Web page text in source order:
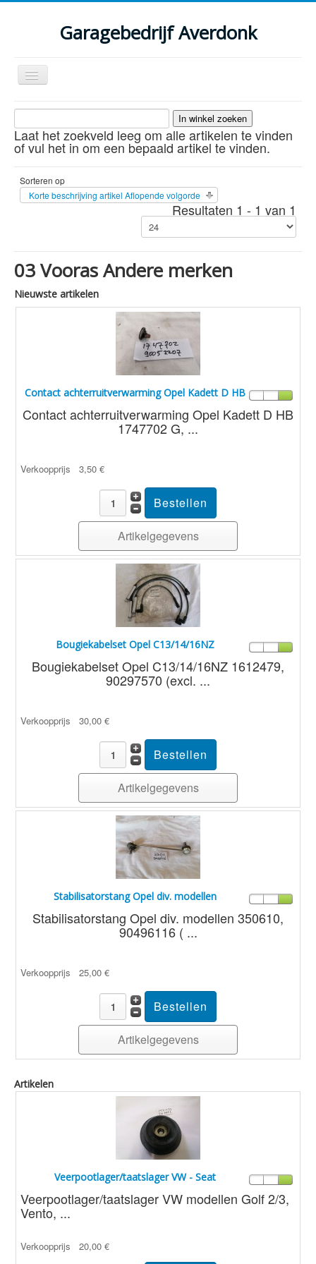
Garagebedrijf Averdonk
Schakelen
navigatie
Welkom
Klassiekers en restauratie verslagen
Parts
Kenteken gegevens opvragen
Contact
Laat het zoekveld leeg om alle artikelen te vinden
of vul het in om een bepaald artikel te vinden.
Sorteren op
Korte beschrijving artikel Aflopende volgorde
Resultaten 1 - 1 van 1
03 Vooras Andere merken
Nieuwste artikelen
Contact achterruitverwarming Opel Kadett D HB
Contact achterruitverwarming Opel Kadett D HB
1747702 G, ...
Verkoopprijs 3,50 €
Artikelgegevens
Bougiekabelset Opel C13/14/16NZ
Bougiekabelset Opel C13/14/16NZ 1612479,
90297570 (excl. ...
Verkoopprijs 30,00 €
Artikelgegevens
Stabilisatorstang Opel div. modellen
Stabilisatorstang Opel div. modellen 350610,
90496116 ( ...
Verkoopprijs 25,00 €
Artikelgegevens
Artikelen
Veerpootlager/taatslager VW - Seat
Veerpootlager/taatslager VW modellen Golf 2/3,
Vento, ...
Verkoopprijs 20,00 €